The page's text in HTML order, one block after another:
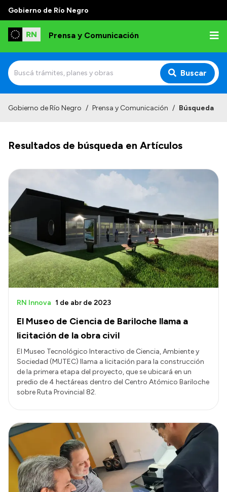
Gobierno de Río Negro
Prensa y Comunicación
Buscar
Autoridades
Referentes de prensa
Transparencia
Presupuesto
Boletín Oficial
Compras y licitaciones
Consulta de expedientes
Convocatorias
Intranet
Login
Gobierno de Río Negro / Prensa y Comunicación / Búsqueda
Resultados de búsqueda en Artículos
El Museo de Ciencia de Bariloche llama a
licitación de la obra civil
RN Innova 1 de abr de 2023
El Museo Tecnológico Interactivo de Ciencia, Ambiente y
Sociedad (MUTEC) llama a licitación para la construcción
de la primera etapa del proyecto, que se ubicará en un
predio de 4 hectáreas dentro del Centro Atómico Bariloche
sobre Ruta Provincial 82.